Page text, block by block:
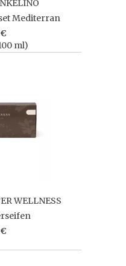
Mediterran
ml)
WELLNESS